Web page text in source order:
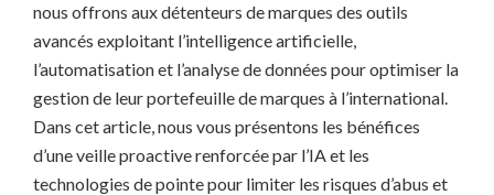
nous offrons aux détenteurs de marques des outils
avancés exploitant l’intelligence artificielle,
l’automatisation et l’analyse de données pour optimiser la
gestion de leur portefeuille de marques à l’international.
Dans cet article, nous vous présentons les bénéfices
d’une veille proactive renforcée par l’IA et les
technologies de pointe pour limiter les risques d’abus et